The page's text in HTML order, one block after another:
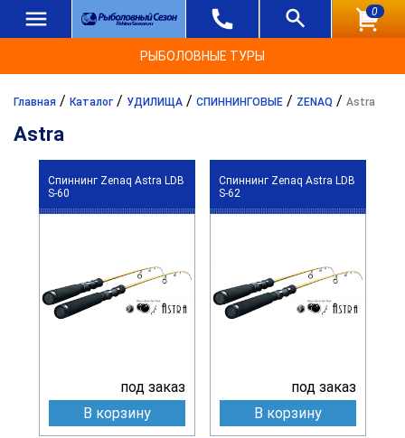
0
РЫБОЛОВНЫЕ ТУРЫ
Главная / Каталог / УДИЛИЩА / СПИННИНГОВЫЕ / ZENAQ / Astra
Astra
Спиннинг Zenaq Astra LDB
S-60
под заказ
В корзину
Спиннинг Zenaq Astra LDB
S-62
под заказ
В корзину